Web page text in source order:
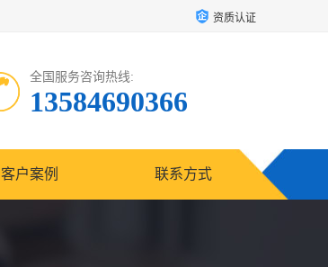
资质认证
全国服务咨询热线:
13584690366
客户案例 联系方式